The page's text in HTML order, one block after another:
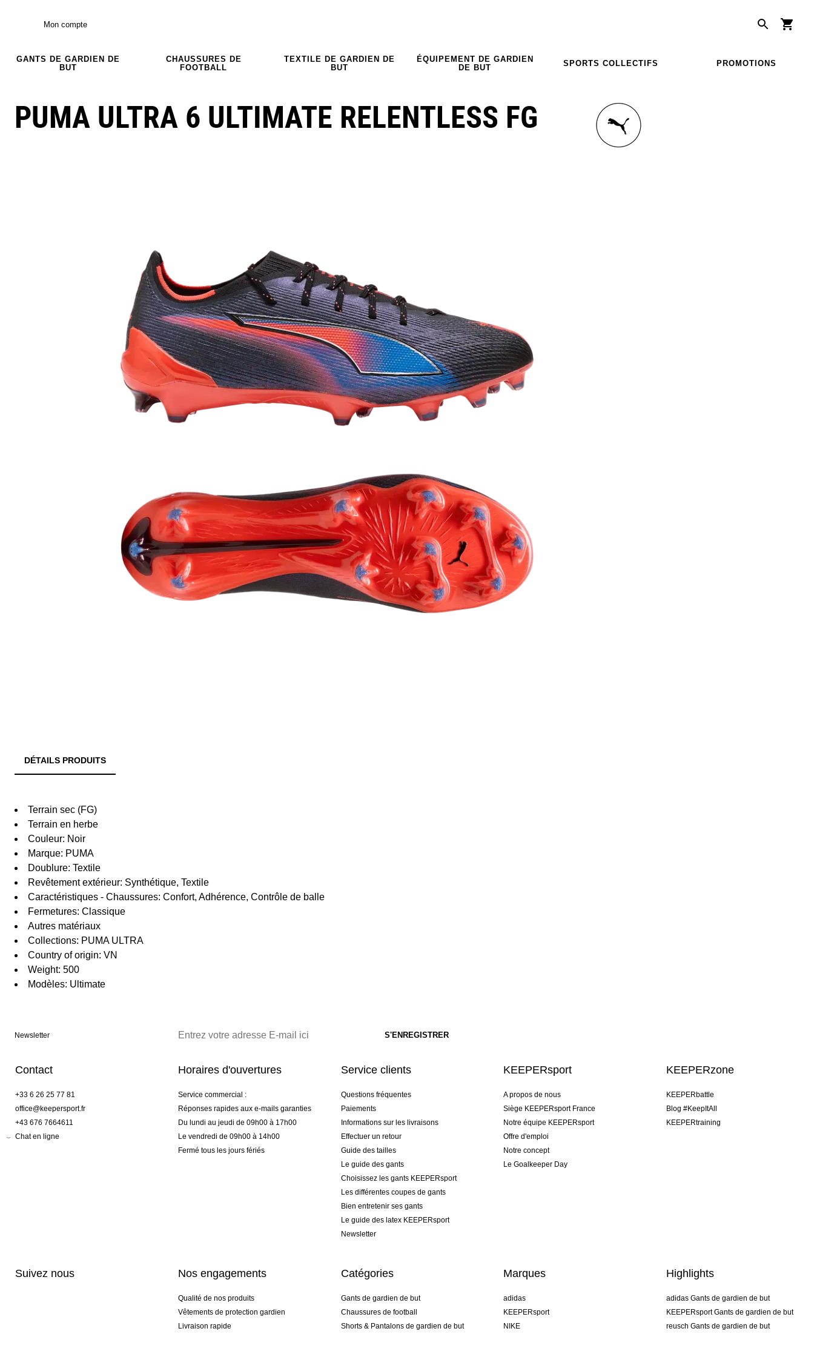
Mon compte
GANTS DE GARDIEN DE
BUT
CHAUSSURES DE
FOOTBALL
TEXTILE DE GARDIEN DE
BUT
ÉQUIPEMENT DE GARDIEN
DE BUT
SPORTS COLLECTIFS PROMOTIONS
PUMA ULTRA 6 ULTIMATE RELENTLESS FG
DÉTAILS PRODUITS
Terrain sec (FG)
Terrain en herbe
Couleur: Noir
Marque: PUMA
Doublure: Textile
Revêtement extérieur: Synthétique, Textile
Caractéristiques - Chaussures: Confort, Adhérence, Contrôle de balle
Fermetures: Classique
Autres matériaux
Collections: PUMA ULTRA
Country of origin: VN
Weight: 500
Modèles: Ultimate
Newsletter
Contact
+33 6 26 25 77 81
office@keepersport.fr
+43 676 7664611
Chat en ligne
Horaires d'ouvertures
Service commercial :
Réponses rapides aux e-mails garanties
Du lundi au jeudi de 09h00 à 17h00
Le vendredi de 09h00 à 14h00
Fermé tous les jours fériés
Service clients
Questions fréquentes
Paiements
Informations sur les livraisons
Effectuer un retour
Guide des tailles
Le guide des gants
Choisissez les gants KEEPERsport
Les différentes coupes de gants
Bien entretenir ses gants
Le guide des latex KEEPERsport
Newsletter
KEEPERsport
A propos de nous
Siège KEEPERsport France
Notre équipe KEEPERsport
Offre d'emploi
Notre concept
Le Goalkeeper Day
KEEPERzone
KEEPERbattle
Blog #KeepItAll
KEEPERtraining
Suivez nous Nos engagements
Qualité de nos produits
Vêtements de protection gardien
Livraison rapide
Catégories
Gants de gardien de but
Chaussures de football
Shorts & Pantalons de gardien de but
Marques
adidas
KEEPERsport
NIKE
Highlights
adidas Gants de gardien de but
KEEPERsport Gants de gardien de but
reusch Gants de gardien de but